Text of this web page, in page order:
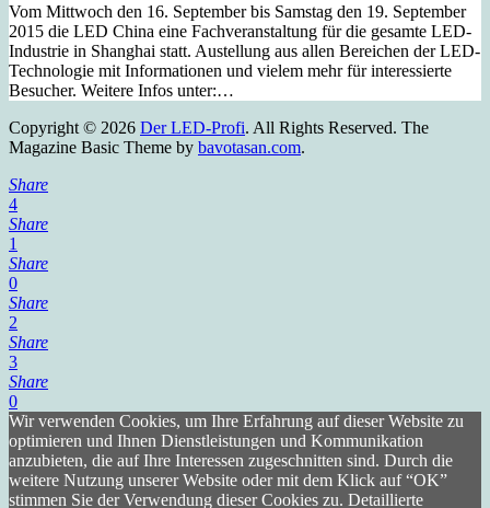
Vom Mittwoch den 16. September bis Samstag den 19. September
2015 die LED China eine Fachveranstaltung für die gesamte LED-
Industrie in Shanghai statt. Austellung aus allen Bereichen der LED-
Technologie mit Informationen und vielem mehr für interessierte
Besucher. Weitere Infos unter:…
Copyright © 2026 Der LED-Profi. All Rights Reserved. The
Magazine Basic Theme by bavotasan.com.
Share
4
Share
1
Share
0
Share
2
Share
3
Share
0
Wir verwenden Cookies, um Ihre Erfahrung auf dieser Website zu
optimieren und Ihnen Dienstleistungen und Kommunikation
anzubieten, die auf Ihre Interessen zugeschnitten sind. Durch die
weitere Nutzung unserer Website oder mit dem Klick auf “OK”
stimmen Sie der Verwendung dieser Cookies zu. Detaillierte